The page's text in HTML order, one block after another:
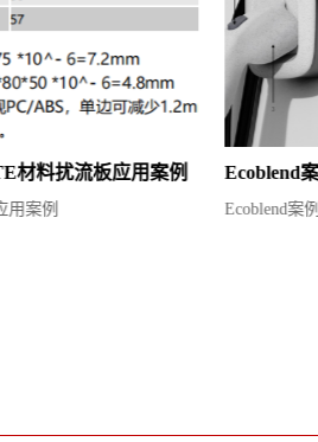
应用案例 Ecoblend案例—充电桩
Ecoblend案例—充电桩